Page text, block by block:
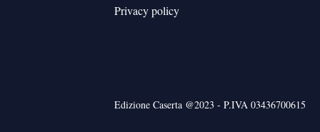
Privacy policy
Edizione Caserta @2023 - P.IVA 03436700615